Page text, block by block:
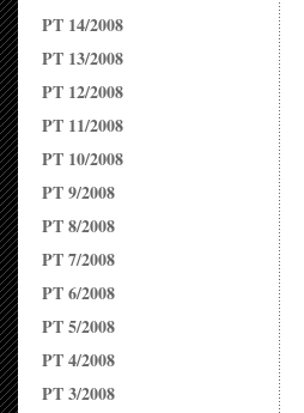
PT 14/2008
PT 13/2008
PT 12/2008
PT 11/2008
PT 10/2008
PT 9/2008
PT 8/2008
PT 7/2008
PT 6/2008
PT 5/2008
PT 4/2008
PT 3/2008